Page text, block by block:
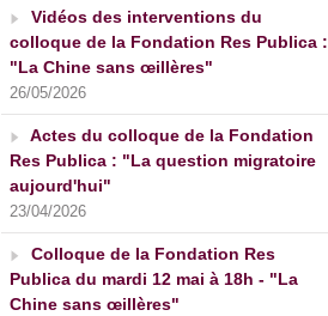
Vidéos des interventions du
colloque de la Fondation Res Publica :
"La Chine sans œillères"
26/05/2026
Actes du colloque de la Fondation
Res Publica : "La question migratoire
aujourd'hui"
23/04/2026
Colloque de la Fondation Res
Publica du mardi 12 mai à 18h - "La
Chine sans œillères"